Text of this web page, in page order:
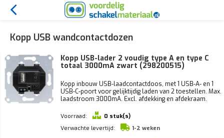
Kopp USB wandcontactdozen
Kopp USB-lader 2 voudig type A en type C
totaal 3000mA zwart (298200515)
Kopp inbouw USB-laadcontactdoos, met 1 USB-A- en 1
USB-C-poort voor gelijktijdig laden van 2 toestellen. Max.
laadstroom 3000mA. Excl. afdekking en afdekraam.
Voorraad:
0 stuk(s)
Verwachte levertijd:
1-2 weken